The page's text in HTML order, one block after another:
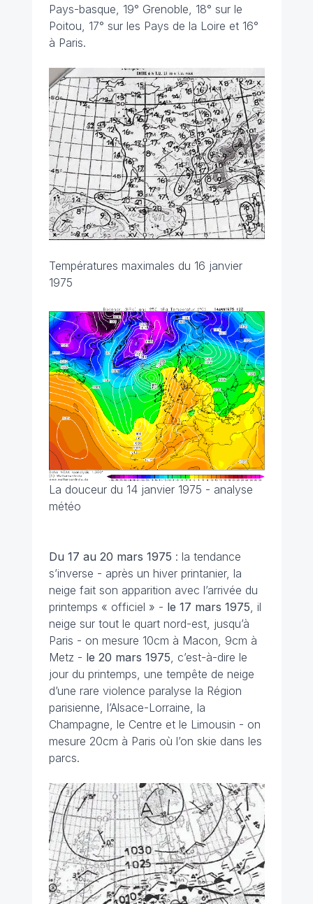
Pays-basque, 19° Grenoble, 18° sur le
Poitou, 17° sur les Pays de la Loire et 16°
à Paris.
Températures maximales du 16 janvier
1975
La douceur du 14 janvier 1975 - analyse
météo
Du 17 au 20 mars 1975 : la tendance
s’inverse - après un hiver printanier, la
neige fait son apparition avec l’arrivée du
printemps « officiel » - le 17 mars 1975 , il
neige sur tout le quart nord-est, jusqu’à
Paris - on mesure 10cm à Macon, 9cm à
Metz - le 20 mars 1975 , c’est-à-dire le
jour du printemps, une tempête de neige
d’une rare violence paralyse la Région
parisienne, l’Alsace-Lorraine, la
Champagne, le Centre et le Limousin - on
mesure 20cm à Paris où l’on skie dans les
parcs.